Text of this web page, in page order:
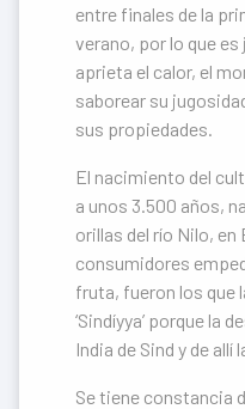
entre finales de la
verano, por lo que
aprieta el calor, el
saborear su
sus propiedades.
El nacimiento del
a unos 3.500 años,
orillas del río Nilo,
consumidores
fruta, fueron los que
‘Sindíyya’ porque la
India de Sind y de allí
Se tiene constancia